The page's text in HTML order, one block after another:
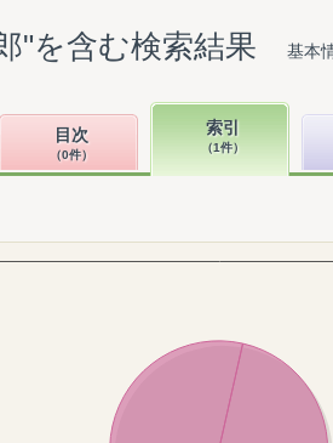
"を含む検索結果 基本
目次
（0件）
索引
（1件）